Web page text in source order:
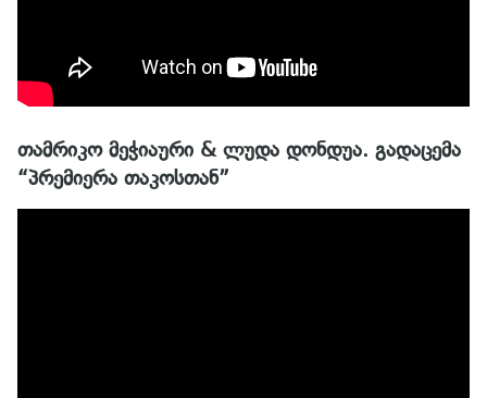
თამრიკო მეჭიაური & ლუდა დონდუა. გადაცემა
“პრემიერა თაკოსთან”